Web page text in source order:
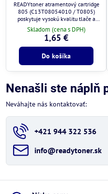
READYtoner atramentový cartridge
805 (C13T08054010 / T0805)
poskytuje vysokú kvalitu tlače a
plnú kompatibilitu s tlačiarňami
Epson.
Skladom (cena s DPH)
1,65 €
Do košíka
Nenašli ste náplň
Neváhajte nás kontaktovať:
+421 944 322 536
info​@readytoner​.sk